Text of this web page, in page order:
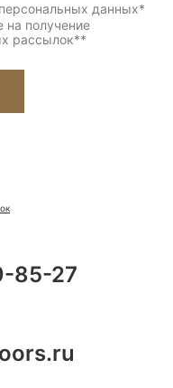
данных*
на получение
рассылок**
85-27